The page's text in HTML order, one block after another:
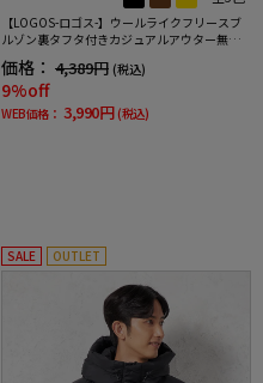
【LOGOS-ロゴス-】ウールライクフリースブ
ルゾン裏タフタ付きカジュアルアウター無地
価格： 4,389円 (税込)
9%off
WEB価格： 3,990円 (税込)
SALE OUTLET